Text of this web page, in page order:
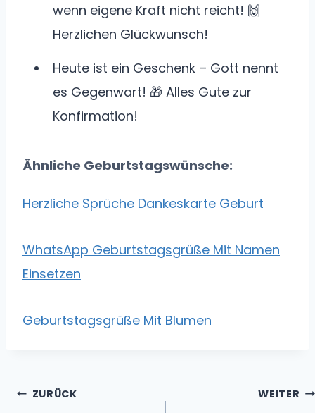
wenn eigene Kraft nicht reicht! 🙌
Herzlichen Glückwunsch!
Heute ist ein Geschenk – Gott nennt
es Gegenwart! 🎁 Alles Gute zur
Konfirmation!
Ähnliche Geburtstagswünsche:
Herzliche Sprüche Dankeskarte Geburt
WhatsApp Geburtstagsgrüße Mit Namen
Einsetzen
Geburtstagsgrüße Mit Blumen
Beitragsnavigation
ZURÜCK WEITER